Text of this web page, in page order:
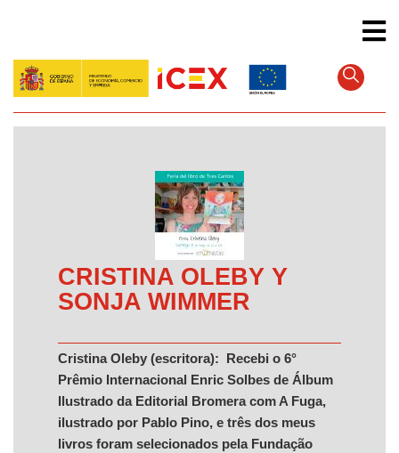
conteúdo
principal
CRISTINA OLEBY Y
SONJA WIMMER
Cristina Oleby (escritora): Recebi o 6°
Prêmio Internacional Enric Solbes de Álbum
Ilustrado da Editorial Bromera com A Fuga,
ilustrado por Pablo Pino, e três dos meus
livros foram selecionados pela Fundação